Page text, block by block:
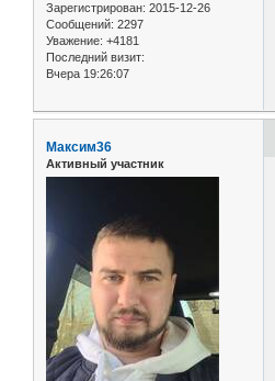
Зарегистрирован: 2015-12-26
Сообщений: 2297
Уважение: +4181
Последний визит:
Вчера 19:26:07
Максим36
Активный участник